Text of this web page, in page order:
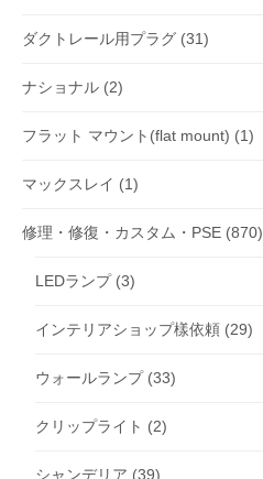
ダクトレール用プラグ (31)
ナショナル (2)
フラット マウント(flat mount) (1)
マックスレイ (1)
修理・修復・カスタム・PSE (870)
LEDランプ(3)
インテリアショップ樣依頼 (29)
ウォールランプ(33)
クリップライト (2)
シャンデリア (39)